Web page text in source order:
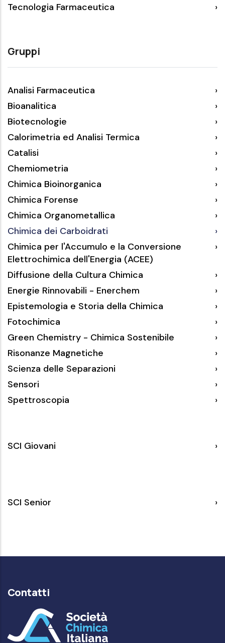
Tecnologia Farmaceutica
Gruppi
Analisi Farmaceutica
Bioanalitica
Biotecnologie
Calorimetria ed Analisi Termica
Catalisi
Chemiometria
Chimica Bioinorganica
Chimica Forense
Chimica Organometallica
Chimica dei Carboidrati
Chimica per l'Accumulo e la Conversione
Elettrochimica dell'Energia (ACEE)
Diffusione della Cultura Chimica
Energie Rinnovabili - Enerchem
Epistemologia e Storia della Chimica
Fotochimica
Green Chemistry - Chimica Sostenibile
Risonanze Magnetiche
Scienza delle Separazioni
Sensori
Spettroscopia
SCI
SCI Giovani
SCI
SCI Senior
Contatti